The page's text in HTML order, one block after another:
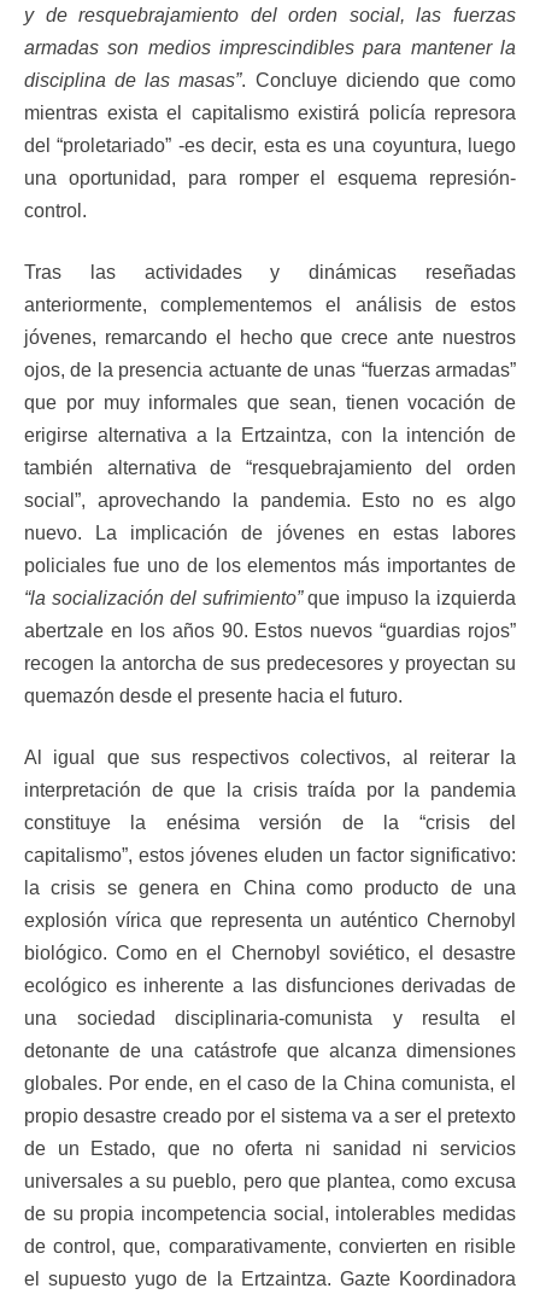
y de resquebrajamiento del orden social, las fuerzas
armadas son medios imprescindibles para mantener la
disciplina de las masas”. Concluye diciendo que como
mientras exista el capitalismo existirá policía represora
del “proletariado” -es decir, esta es una coyuntura, luego
una oportunidad, para romper el esquema represión-
control.
Tras las actividades y dinámicas reseñadas
anteriormente, complementemos el análisis de estos
jóvenes, remarcando el hecho que crece ante nuestros
ojos, de la presencia actuante de unas “fuerzas armadas”
que por muy informales que sean, tienen vocación de
erigirse alternativa a la Ertzaintza, con la intención de
también alternativa de “resquebrajamiento del orden
social”, aprovechando la pandemia. Esto no es algo
nuevo. La implicación de jóvenes en estas labores
policiales fue uno de los elementos más importantes de
“la socialización del sufrimiento”que impuso la izquierda
abertzale en los años 90. Estos nuevos “guardias rojos”
recogen la antorcha de sus predecesores y proyectan su
quemazón desde el presente hacia el futuro.
Al igual que sus respectivos colectivos, al reiterar la
interpretación de que la crisis traída por la pandemia
constituye la enésima versión de la “crisis del
capitalismo”, estos jóvenes eluden un factor significativo:
la crisis se genera en China como producto de una
explosión vírica que representa un auténtico Chernobyl
biológico. Como en el Chernobyl soviético, el desastre
ecológico es inherente a las disfunciones derivadas de
una sociedad disciplinaria-comunista y resulta el
detonante de una catástrofe que alcanza dimensiones
globales. Por ende, en el caso de la China comunista, el
propio desastre creado por el sistema va a ser el pretexto
de un Estado, que no oferta ni sanidad ni servicios
universales a su pueblo, pero que plantea, como excusa
de su propia incompetencia social, intolerables medidas
de control, que, comparativamente, convierten en risible
el supuesto yugo de la Ertzaintza. Gazte Koordinadora